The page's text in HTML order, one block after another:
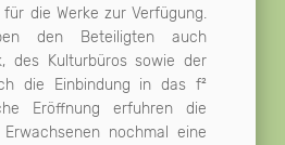
die Werke zur Verfügung.
den Beteiligten auch
des Kulturbüros sowie der
die Einbindung in das f²
Eröffnung erfuhren die
nochmal eine